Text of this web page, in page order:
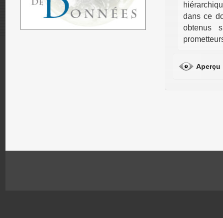
dans ce
obtenus
Aperçu